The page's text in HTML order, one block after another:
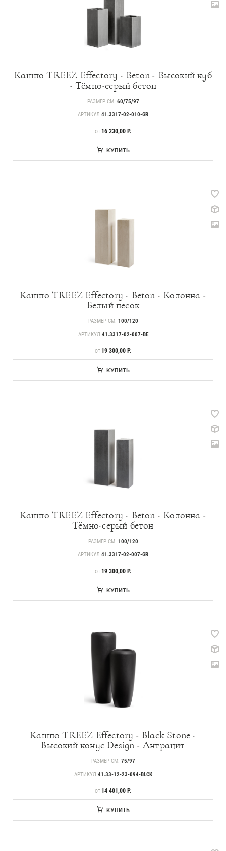
Кашпо TREEZ Effectory - Beton - Высокий куб
- Тёмно-серый бетон
РАЗМЕР СМ. 60/75/97
АРТИКУЛ 41.3317-02-010-GR
ЦЕНА
ОТ 16 230,00 Р.
КУПИТЬ
Кашпо TREEZ Effectory - Beton - Колонна -
Белый песок
РАЗМЕР СМ. 100/120
АРТИКУЛ 41.3317-02-007-BE
ЦЕНА
ОТ 19 300,00 Р.
КУПИТЬ
Кашпо TREEZ Effectory - Beton - Колонна -
Тёмно-серый бетон
РАЗМЕР СМ. 100/120
АРТИКУЛ 41.3317-02-007-GR
ЦЕНА
ОТ 19 300,00 Р.
КУПИТЬ
Кашпо TREEZ Effectory - Black Stone -
Высокий конус Design - Антрацит
РАЗМЕР СМ. 75/97
АРТИКУЛ 41.33-12-23-094-BLCK
ЦЕНА
ОТ 14 401,00 Р.
КУПИТЬ